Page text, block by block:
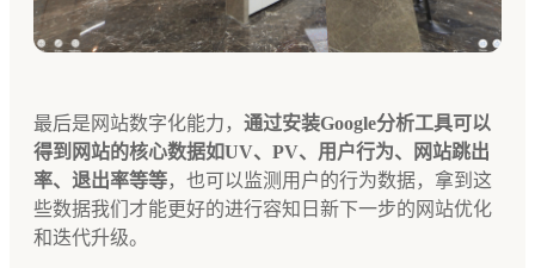
最后是网站数字化能力， 通过安装Google分析工具可以
得到网站的核心数据如UV、PV、用户行为、网站跳出
率、退出率等等，也可以监测用户的行为数据，拿到这
些数据我们才能更好的进行容知日新下一步的网站优化
和迭代升级。